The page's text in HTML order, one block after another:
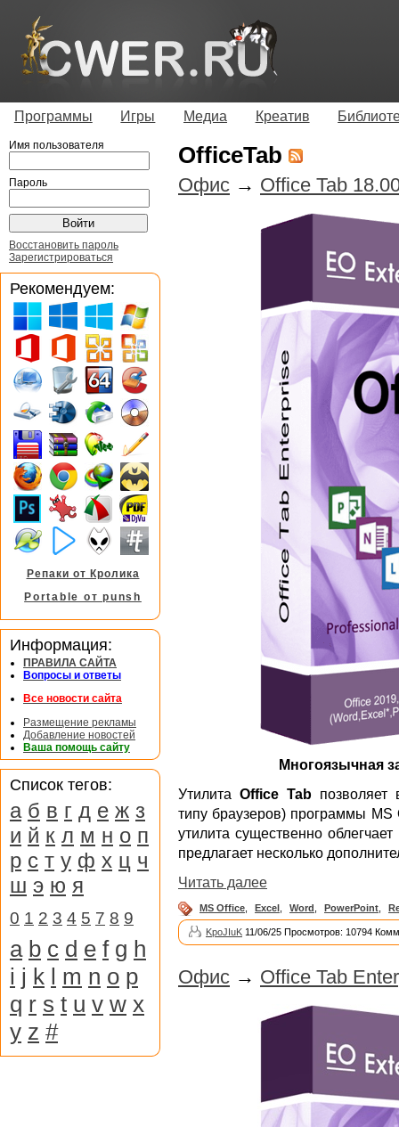
Программы Игры Медиа Креатив
OfficeTab
Офис → Office Tab
Многоязычная
Утилита Office Tab позволяет
типу браузеров) программы MS
утилита существенно
предлагает несколько
Читать далее
MS Office Excel Word PowerPoint
KpoJIuK 11/06/25 Просмотров: 10794
Офис → Office Tab
Имя пользователя
Пароль
Восстановить пароль
Зарегистрироваться
Рекомендуем:
Репаки от Кролика
Portable от punsh
Информация:
ПРАВИЛА САЙТА
Вопросы и ответы
Все новости сайта
Размещение рекламы
Добавление новостей
Ваша помощь сайту
Список тегов:
а б в г д е ж з
и й к л м н о п
р с т у ф х ц ч
ш э ю я
0 1 2 3 4 5 7 8 9
a b c d e f g h
i j k l m n o p
q r s t u v w x
y z #